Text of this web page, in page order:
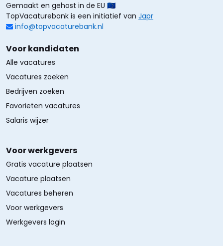
Gemaakt en gehost in de EU 🇪🇺
TopVacaturebank is een initiatief van Japr
info@topvacaturebank.nl
Voor kandidaten
Alle vacatures
Vacatures zoeken
Bedrijven zoeken
Favorieten vacatures
Salaris wijzer
Voor werkgevers
Gratis vacature plaatsen
Vacature plaatsen
Vacatures beheren
Voor werkgevers
Werkgevers login